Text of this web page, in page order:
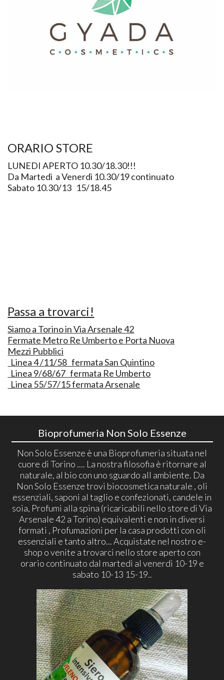
ORARIO STORE
LUNEDI APERTO 10.30/18.30!!!
Da Martedì a Venerdì 10.30/19 continuato
Sabato 10.30/13 15/18.45
Passa a trovarci!
Siamo a Torino in Via Arsenale 42
Fermate Metro Re Umberto e Porta Nuova
Mezzi Pubblici
Linea 4 /11/58 fermata San Quintino
Linea 9/68/67 fermata Re Umberto
Linea 55/57/15 fermata Arsenale
Bioprofumeria Non Solo Essenze
Non Solo Essenze è una Bioprofumeria situata nel
cuore di Torino .... La nostra filosofia è ritornare al
naturale, al bio con uno sguardo all ambiente. Da
Non Solo Essenze trovi biocosmetica naturale , oli
essenziali, saponi al taglio e confezionati, candele in
soia, Profumi alla spina (ricaricabili nello store di Via
Arsenale 42 a Torino) equivalenti e non in diversi
formati , Profumazioni per la casa prodotti con oli
essenziali e tanto altro... Acquistate nel nostro e-
shop o venite a trovarci nello store aperto con
orario continuato dal martedì al venerdì 10-19 e
sabato 10-13 15-19..